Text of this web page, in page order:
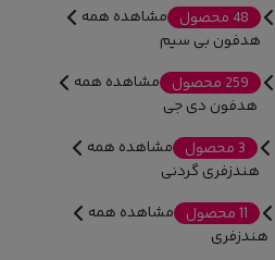
48 محصول
مشاهده همه
هدفون بی سیم
259 محصول
مشاهده همه
هدفون دی جی
3 محصول
مشاهده همه
هندزفری گردنی
11 محصول
مشاهده همه
هندزفری